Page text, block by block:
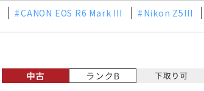
CANON EOS R6 Mark III Nikon Z5III